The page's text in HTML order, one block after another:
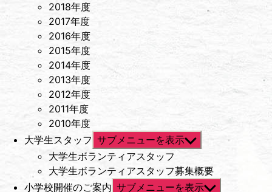
2018年度
2017年度
2016年度
2015年度
2014年度
2013年度
2012年度
2011年度
2010年度
大学生スタッフ サブメニューを表示
大学生ボランティアスタッフ
大学生ボランティアスタッフ募集概要
小学校開催のご案内 サブメニューを表示